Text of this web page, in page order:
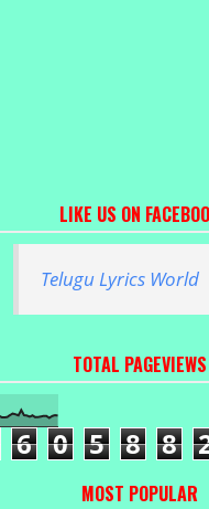
LIKE US ON
Telugu Lyrics World
TOTAL PAGEVIEWS
6 0 5 8 8
MOST POPULAR